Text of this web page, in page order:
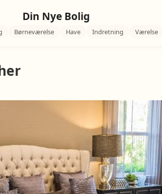
Din Nye Bolig
Børneværelse Have Indretning Værelse